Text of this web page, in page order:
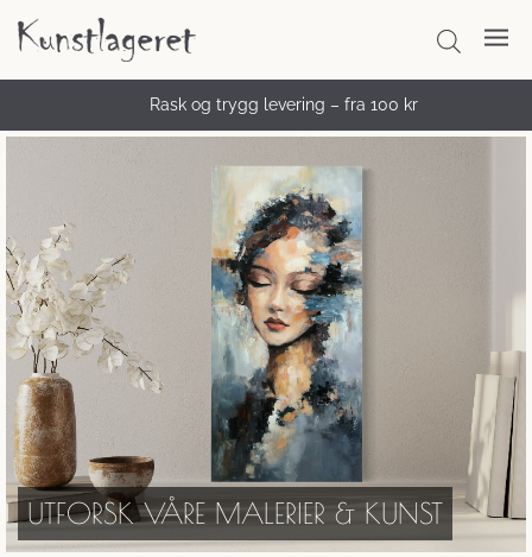
Rask og trygg levering – fra 100 kr
UTFORSK VÅRE MALERIER & KUNST